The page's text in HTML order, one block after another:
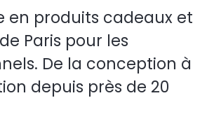
en produits cadeaux et
Paris pour les
De la conception à
depuis près de 20